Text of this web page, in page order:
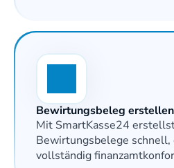
Bewirtungsbeleg erstellen
Mit SmartKasse24
Bewirtungsbelege schnell,
vollständig